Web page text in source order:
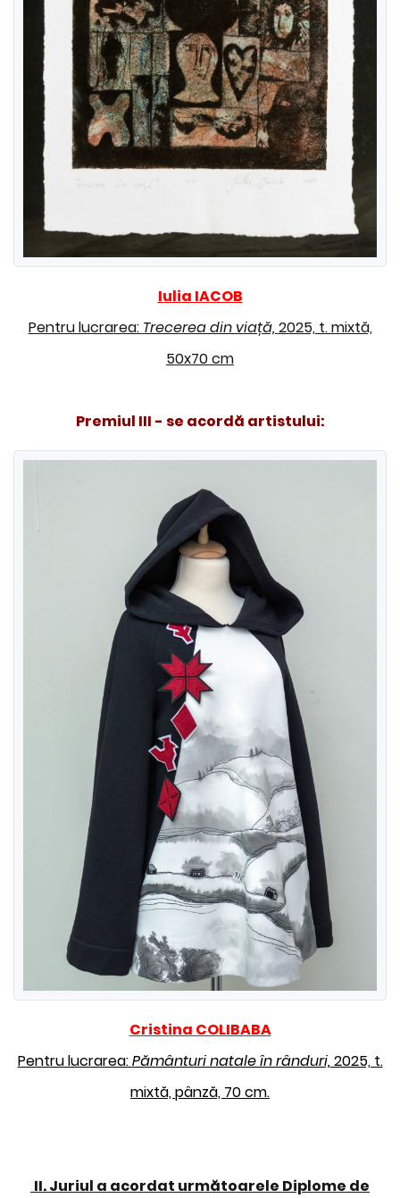
Iulia IACOB
Pentru lucrarea: Trecerea din viață, 2025, t. mixtă,
50x70 cm
Premiul III - se acordă artistului:
Cristina COLIBABA
Pentru lucrarea:Pământuri natale în rânduri, 2025, t.
mixtă, pânză, 70 cm.
II. Juriul a acordat următoarele Diplome de